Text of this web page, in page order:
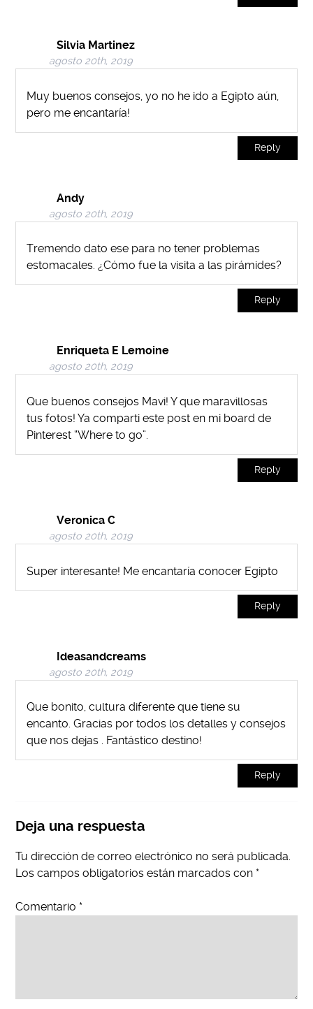
Silvia Martinez
agosto 20th, 2019
Muy buenos consejos, yo no he ido a Egipto aún,
pero me encantaría!
Reply
Andy
agosto 20th, 2019
Tremendo dato ese para no tener problemas
estomacales. ¿Cómo fue la visita a las pirámides?
Reply
Enriqueta E Lemoine
agosto 20th, 2019
Que buenos consejos Mavi! Y que maravillosas
tus fotos! Ya comparti este post en mi board de
Pinterest “Where to go”.
Reply
Veronica C
agosto 20th, 2019
Super interesante! Me encantaría conocer Egipto
Reply
Ideasandcreams
agosto 20th, 2019
Que bonito, cultura diferente que tiene su
encanto. Gracias por todos los detalles y consejos
que nos dejas . Fantástico destino!
Reply
Deja una respuesta
Tu dirección de correo electrónico no será publicada.
Los campos obligatorios están marcados con *
Comentario *